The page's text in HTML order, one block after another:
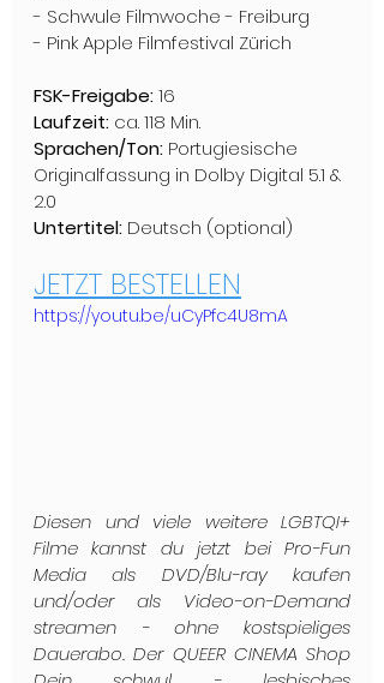
- Schwule Filmwoche - Freiburg
- Pink Apple Filmfestival Zürich
FSK-Freigabe: 16
Laufzeit: ca. 118 Min.
Sprachen/Ton: Portugiesische
Originalfassung in Dolby Digital 5.1 &
2.0
Untertitel: Deutsch (optional)
JETZT BESTELLEN
https://youtu.be/uCyPfc4U8mA
Diesen und viele weitere LGBTQI+
Filme kannst du jetzt bei Pro-Fun
Media als DVD/Blu-ray kaufen
und/oder als Video-on-Demand
streamen - ohne kostspieliges
Dauerabo. Der QUEER CINEMA Shop